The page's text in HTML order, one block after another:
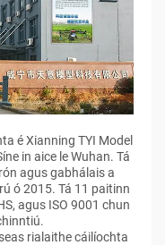
é Xianning TYI Model
in aice le Wuhan. Tá
agus gabhálais a
ó 2015. Tá 11 paitinn
agus ISO 9001 chun
rialaithe cáilíochta